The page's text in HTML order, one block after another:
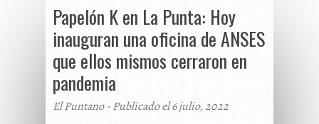
Papelón K en La Punta: Hoy
inauguran una oficina de ANSES
que ellos mismos cerraron en
pandemia
El Puntano - Publicado el 6 julio, 2022